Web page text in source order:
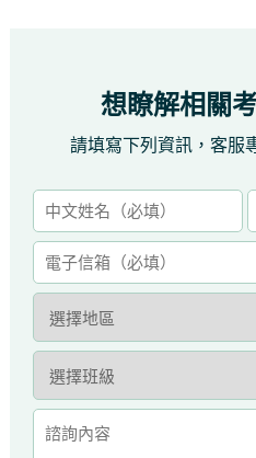
想瞭解相關
請填寫下列資訊，客服